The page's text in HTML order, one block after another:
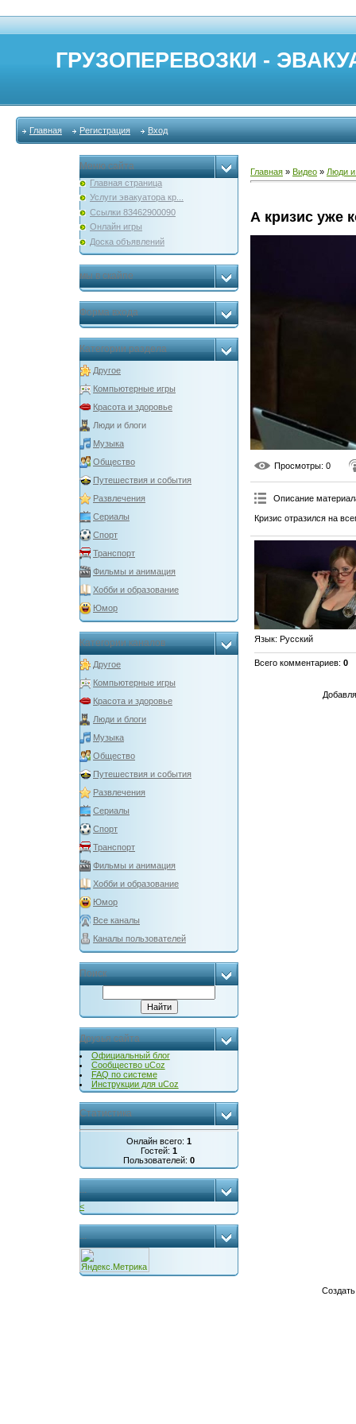
ГРУЗОПЕРЕВОЗКИ -
Главная Регистрация Вход
Меню сайта
Главная страница
Услуги эвакуатора кр...
Ссылки 83462900090
Онлайн игры
Доска объявлений
мы в скайпе
Форма входа
Категории раздела
Другое
Компьютерные игры
Красота и здоровье
Люди и блоги
Музыка
Общество
Путешествия и события
Развлечения
Сериалы
Спорт
Транспорт
Фильмы и анимация
Хобби и образование
Юмор
Категории каналов
Другое
Компьютерные игры
Красота и здоровье
Люди и блоги
Музыка
Общество
Путешествия и события
Развлечения
Сериалы
Спорт
Транспорт
Фильмы и анимация
Хобби и образование
Юмор
Все каналы
Каналы пользователей
Поиск
Друзья сайта
Официальный блог
Сообщество uCoz
FAQ по системе
Инструкции для uCoz
Статистика
Онлайн всего: 1
Гостей: 1
Пользователей: 0
...
<
...
Главная » Видео » Люди и
А кризис уже
Просмотры: 0
Описание
Кризис отразился на
Язык: Русский
Всего комментариев: 0